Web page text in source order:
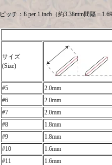
ピッチ：8 per 1 inch（約3.38mm間隔＝
サイズ
(Size)
#5 2.0mm
#6
2.0mm
#7
2.0mm
#8
1.8mm
#9
1.8mm
#10
1.6mm
#11
1.6mm